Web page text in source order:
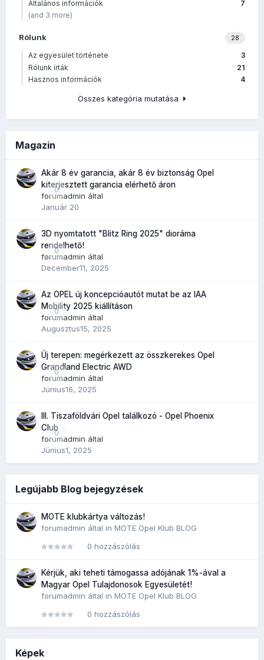
7
Általános információk
(and 3 more)
28
Rólunk
3
Az egyesület története
21
Rólunk írták
4
Hasznos információk
Összes kategória mutatása
Magazin
0
Akár 8 év garancia, akár 8 év biztonság Opel
kiterjesztett garancia elérhető áron
forumadmin által
Január 20
0
3D nyomtatott "Blitz Ring 2025" dioráma
rendelhető!
forumadmin által
December11, 2025
0
Az OPEL új koncepcióautót mutat be az IAA
Mobility 2025 kiállításon
forumadmin által
Augusztus15, 2025
0
Új terepen: megérkezett az összkerekes Opel
Grandland Electric AWD
forumadmin által
Június16, 2025
0
III. Tiszaföldvári Opel találkozó - Opel Phoenix
Club
forumadmin által
Június1, 2025
Legújabb Blog bejegyzések
MOTE klubkártya változás!
forumadmin által in MOTE Opel Klub BLOG
0 hozzászólás
Kérjük, aki teheti támogassa adójának 1%-ával a
Magyar Opel Tulajdonosok Egyesületét!
forumadmin által in MOTE Opel Klub BLOG
0 hozzászólás
Képek